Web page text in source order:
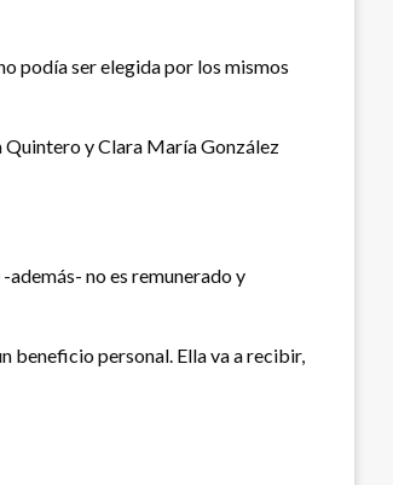
podía ser elegida por los mismos
Quintero y Clara María González
no es remunerado y
beneficio personal. Ella va a recibir,